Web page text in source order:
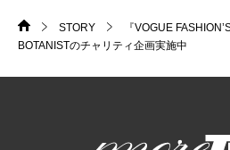
HOME
>
STORY
>
『VOGUE
BOTANISTのチャリティ企画実施中